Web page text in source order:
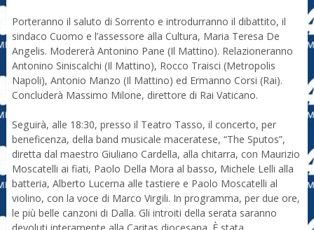
Porteranno il saluto di Sorrento e introdurranno il dibattito, il
sindaco Cuomo e l’assessore alla Cultura, Maria Teresa De
Angelis. Modererà Antonino Pane (Il Mattino). Relazioneranno
Antonino Siniscalchi (Il Mattino), Rocco Traisci (Metropolis
Napoli), Antonio Manzo (Il Mattino) ed Ermanno Corsi (Rai).
Concluderà Massimo Milone, direttore di Rai Vaticano.
Seguirà, alle 18:30, presso il Teatro Tasso, il concerto, per
beneficenza, della band musicale maceratese, “The Sputos”,
diretta dal maestro Giuliano Cardella, alla chitarra, con Maurizio
Moscatelli ai fiati, Paolo Della Mora al basso, Michele Lelli alla
batteria, Alberto Lucerna alle tastiere e Paolo Moscatelli al
violino, con la voce di Marco Virgili. In programma, per due ore,
le più belle canzoni di Dalla. Gli introiti della serata saranno